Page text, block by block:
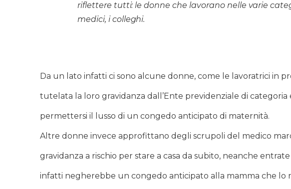
riflettere tutti: le donne che lavorano nelle varie
medici, i colleghi.
Da un lato infatti ci sono alcune donne, come le lavoratrici in
tutelata la loro gravidanza dall’Ente previdenziale di categoria
permettersi il lusso di un congedo anticipato di maternità.
Altre donne invece approfittano degli scrupoli del medico
gravidanza a rischio per stare a casa da subito, neanche
infatti negherebbe un congedo anticipato alla mamma che lo